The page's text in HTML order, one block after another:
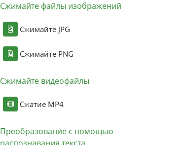
Сжимайте файлы изображений
Сжимайте JPG
Сжимайте PNG
Сжимайте видеофайлы
Сжатие MP4
Преобразование с помощью